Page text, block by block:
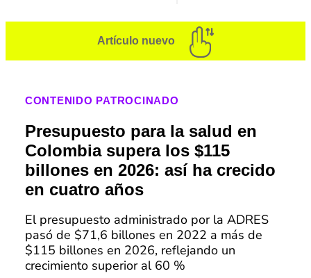
Artículo nuevo
CONTENIDO PATROCINADO
Presupuesto para la salud en
Colombia supera los $115
billones en 2026: así ha crecido
en cuatro años
El presupuesto administrado por la ADRES
pasó de $71,6 billones en 2022 a más de
$115 billones en 2026, reflejando un
crecimiento superior al 60 %